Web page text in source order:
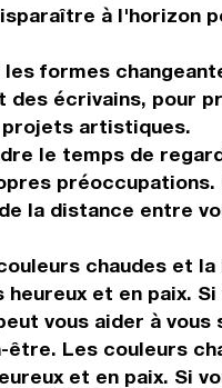
à l'horizon
formes
écrivains, pour
projets artistiques.
le temps de
la distance entre
chaudes et
et en paix.
vous aider à vous
Les couleurs
et en paix. Si